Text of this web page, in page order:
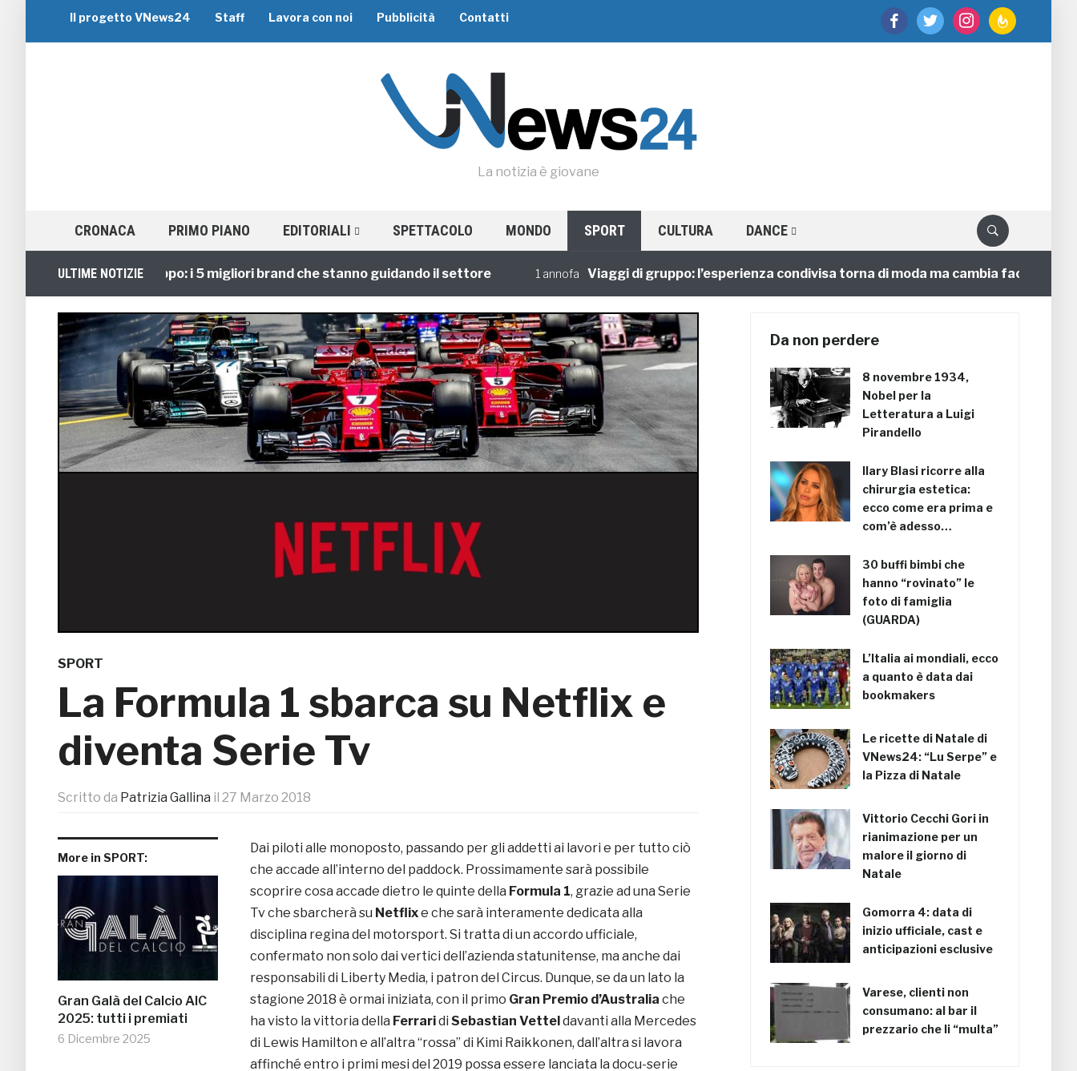
facebooktwitter instagramfeedburner
Il progetto VNews24 Staff Lavora con noi Pubblicità Contatti
La notizia è giovane
CRONACA PRIMO PIANO EDITORIALI SPETTACOLO MONDO SPORT CULTURA DANCE
ULTIME NOTIZIE
Viaggi di Gruppo: i 5 migliori brand che stanno guidando il settore 1 annofa Viaggi di gruppo: l’esperienza condivisa torna di moda ma cambia faccia
SPORT
La Formula 1 sbarca su Netflix e
diventa Serie Tv
Scritto da Patrizia Gallina il 27 Marzo 2018
More in SPORT:
Gran Galà del Calcio AIC
2025: tutti i premiati
6 Dicembre 2025
Dai piloti alle monoposto, passando per gli addetti ai lavori e per tutto ciò
che accade all’interno del paddock. Prossimamente sarà possibile
scoprire cosa accade dietro le quinte della Formula 1, grazie ad una Serie
Tv che sbarcherà su Netflixe che sarà interamente dedicata alla
disciplina regina del motorsport. Si tratta di un accordo ufficiale,
confermato non solo dai vertici dell’azienda statunitense, ma anche dai
responsabili di Liberty Media, i patron del Circus. Dunque, se da un lato la
stagione 2018 è ormai iniziata, con il primo Gran Premio d’Australia che
ha visto la vittoria della Ferraridi Sebastian Vetteldavanti alla Mercedes
di Lewis Hamilton e all’altra “rossa” di Kimi Raikkonen, dall’altra si lavora
affinché entro i primi mesi del 2019 possa essere lanciata la docu-serie
Da non perdere
8 novembre 1934,
Nobel per la
Letteratura a Luigi
Pirandello
Ilary Blasi ricorre alla
chirurgia estetica:
ecco come era prima e
com’è adesso…
30 buffi bimbi che
hanno “rovinato” le
foto di famiglia
(GUARDA)
L’Italia ai mondiali, ecco
a quanto è data dai
bookmakers
Le ricette di Natale di
VNews24: “Lu Serpe” e
la Pizza di Natale
Vittorio Cecchi Gori in
rianimazione per un
malore il giorno di
Natale
Gomorra 4: data di
inizio ufficiale, cast e
anticipazioni esclusive
Varese, clienti non
consumano: al bar il
prezzario che li “multa”